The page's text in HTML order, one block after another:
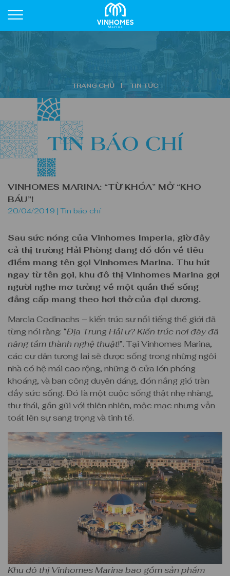
TRANG CHỦ TIN TỨC
TIN BÁO CHÍ
VINHOMES MARINA: “TỪ KHÓA” MỞ “KHO
BÁU”!
20/04/2019 |Tin báo chí
Sau sức nóng của Vinhomes Imperia, giờ đây
cả thị trường Hải Phòng đang đổ dồn về tiêu
điểm mang tên gọi Vinhomes Marina. Thu hút
ngay từ tên gọi, khu đô thị Vinhomes Marina gợi
người nghe mơ tưởng về một quần thể sống
đẳng cấp mang theo hơi thở của đại dương.
Marcia Codinachs – kiến trúc sư nổi tiếng thế giới đã
từng nói rằng: “Địa Trung Hải ư? Kiến trúc nơi đây đã
nâng tầm thành nghệ thuật!”. Tại Vinhomes Marina,
các cư dân tương lai sẽ được sống trong những ngôi
nhà có hệ mái cao rộng, những ô cửa lớn phóng
khoáng, và ban công duyên dáng, đón nắng gió tràn
đầy sức sống. Đó là một cuộc sống thật nhẹ nhàng,
thư thái, gần gũi với thiên nhiên, mộc mạc nhưng vẫn
toát lên sự sang trọng và tinh tế.
Khu đô thị Vinhomes Marina bao gồm sản phẩm